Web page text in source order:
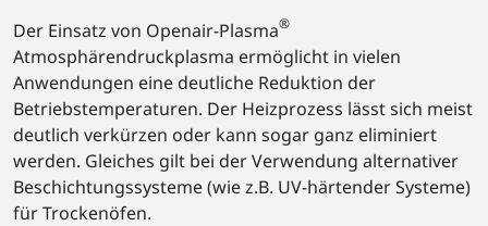
Der Einsatz von Openair-Plasma®
Atmosphärendruckplasma ermöglicht in vielen
Anwendungen eine deutliche Reduktion der
Betriebstemperaturen. Der Heizprozess lässt sich meist
deutlich verkürzen oder kann sogar ganz eliminiert
werden. Gleiches gilt bei der Verwendung alternativer
Beschichtungssysteme (wie z.B. UV-härtender Systeme)
für Trockenöfen.